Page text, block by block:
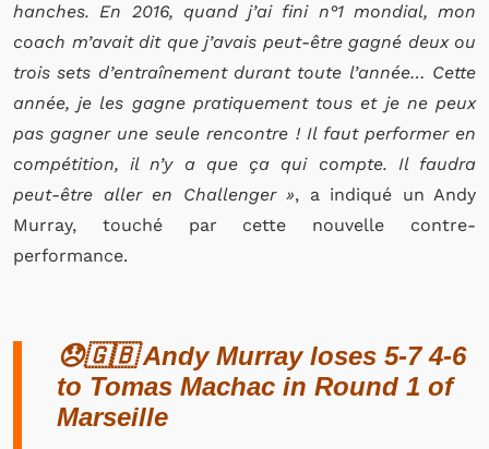
hanches. En 2016, quand j’ai fini n°1 mondial, mon
coach m’avait dit que j’avais peut-être gagné deux ou
trois sets d’entraînement durant toute l’année… Cette
année, je les gagne pratiquement tous et je ne peux
pas gagner une seule rencontre ! Il faut performer en
compétition, il n’y a que ça qui compte. Il faudra
peut-être aller en Challenger », a indiqué un Andy
Murray, touché par cette nouvelle contre-
performance.
😞🇬🇧 Andy Murray loses 5-7 4-6
to Tomas Machac in Round 1 of
Marseille